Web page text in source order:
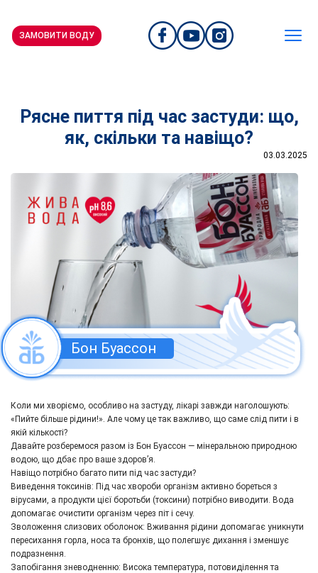
ЗАМОВИТИ ВОДУ
Рясне пиття під час застуди: що,
як, скільки та навіщо?
03.03.2025
Бон Буассон
Коли ми хворіємо, особливо на застуду, лікарі завжди наголошують:
«Пийте більше рідини!». Але чому це так важливо, що саме слід пити і в
якій кількості?
Давайте розберемося разом із Бон Буассон — мінеральною природною
водою, що дбає про ваше здоров’я.
Навіщо потрібно багато пити під час застуди?
Виведення токсинів: Під час хвороби організм активно бореться з
вірусами, а продукти цієї боротьби (токсини) потрібно виводити. Вода
допомагає очистити організм через піт і сечу.
Зволоження слизових оболонок: Вживання рідини допомагає уникнути
пересихання горла, носа та бронхів, що полегшує дихання і зменшує
подразнення.
Запобігання зневодненню: Висока температура, потовиділення та